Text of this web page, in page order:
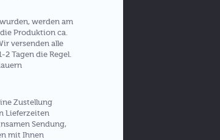
werden am
Produktion ca.
versenden alle
Tagen die Regel.
Zustellung
Lieferzeiten
Sendung,
mit Ihnen